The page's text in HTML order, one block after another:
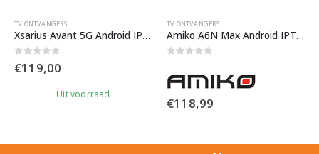
TV ONTVANGERS
Xsarius Avant 5G Android IPTV Box
0out of 5
€119,00
Uit voorraad
TV ONTVANGERS
Amiko A6N Max Android IPTV Media Player
€118,99